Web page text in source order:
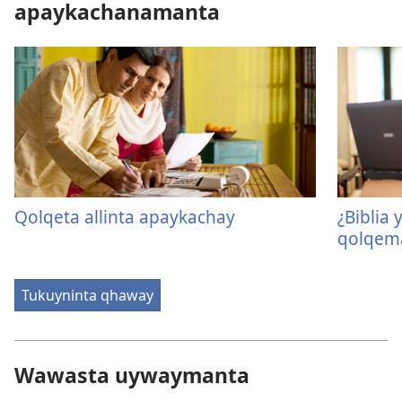
apaykachanamanta
Qolqeta allinta apaykachay
¿Biblia
Tukuyninta qhaway
Wawasta uywaymanta